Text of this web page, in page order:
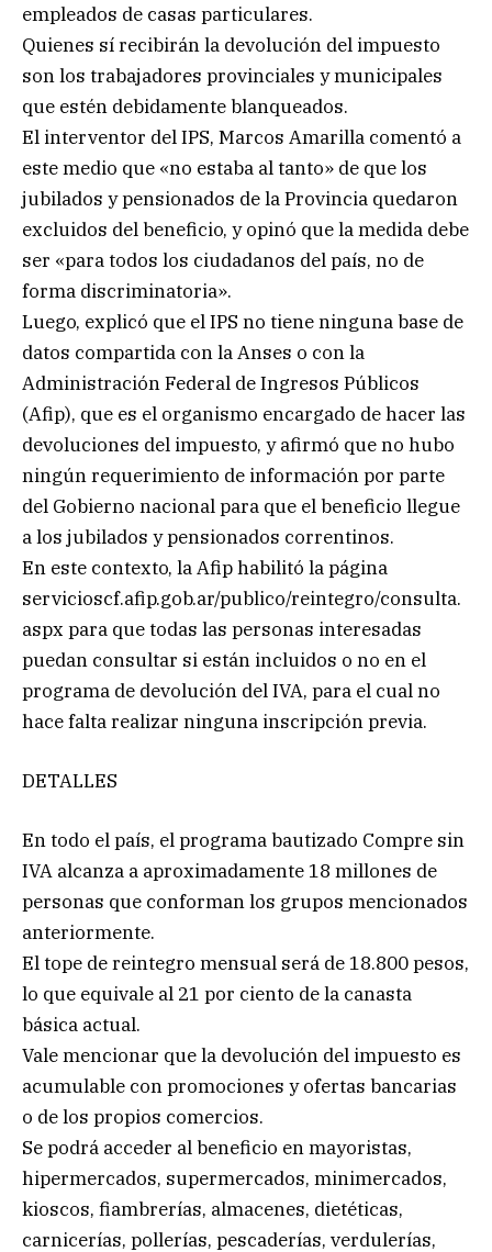
empleados de casas particulares.
Quienes sí recibirán la devolución del impuesto
son los trabajadores provinciales y municipales
que estén debidamente blanqueados.
El interventor del IPS, Marcos Amarilla comentó a
este medio que «no estaba al tanto» de que los
jubilados y pensionados de la Provincia quedaron
excluidos del beneficio, y opinó que la medida debe
ser «para todos los ciudadanos del país, no de
forma discriminatoria».
Luego, explicó que el IPS no tiene ninguna base de
datos compartida con la Anses o con la
Administración Federal de Ingresos Públicos
(Afip), que es el organismo encargado de hacer las
devoluciones del impuesto, y afirmó que no hubo
ningún requerimiento de información por parte
del Gobierno nacional para que el beneficio llegue
a los jubilados y pensionados correntinos.
En este contexto, la Afip habilitó la página
servicioscf.afip.gob.ar/publico/reintegro/consulta.
aspx para que todas las personas interesadas
puedan consultar si están incluidos o no en el
programa de devolución del IVA, para el cual no
hace falta realizar ninguna inscripción previa.
DETALLES
En todo el país, el programa bautizado Compre sin
IVA alcanza a aproximadamente 18 millones de
personas que conforman los grupos mencionados
anteriormente.
El tope de reintegro mensual será de 18.800 pesos,
lo que equivale al 21 por ciento de la canasta
básica actual.
Vale mencionar que la devolución del impuesto es
acumulable con promociones y ofertas bancarias
o de los propios comercios.
Se podrá acceder al beneficio en mayoristas,
hipermercados, supermercados, minimercados,
kioscos, fiambrerías, almacenes, dietéticas,
carnicerías, pollerías, pescaderías, verdulerías,